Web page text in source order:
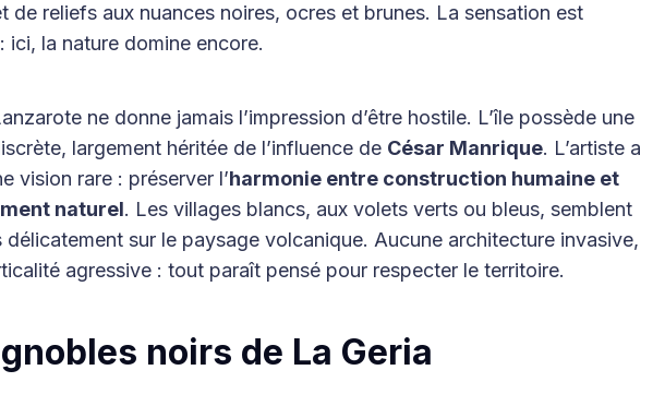
de reliefs aux nuances noires, ocres et brunes. La sensation est
ici, la nature domine encore.
ne donne jamais l’impression d’être hostile. L’île possède une
largement héritée de l’influence de César Manrique. L’artiste a
vision rare : préserver l’harmonie entre construction humaine et
naturel. Les villages blancs, aux volets verts ou bleus, semblent
délicatement sur le paysage volcanique. Aucune architecture invasive,
agressive : tout paraît pensé pour respecter le territoire.
noirs de La Geria